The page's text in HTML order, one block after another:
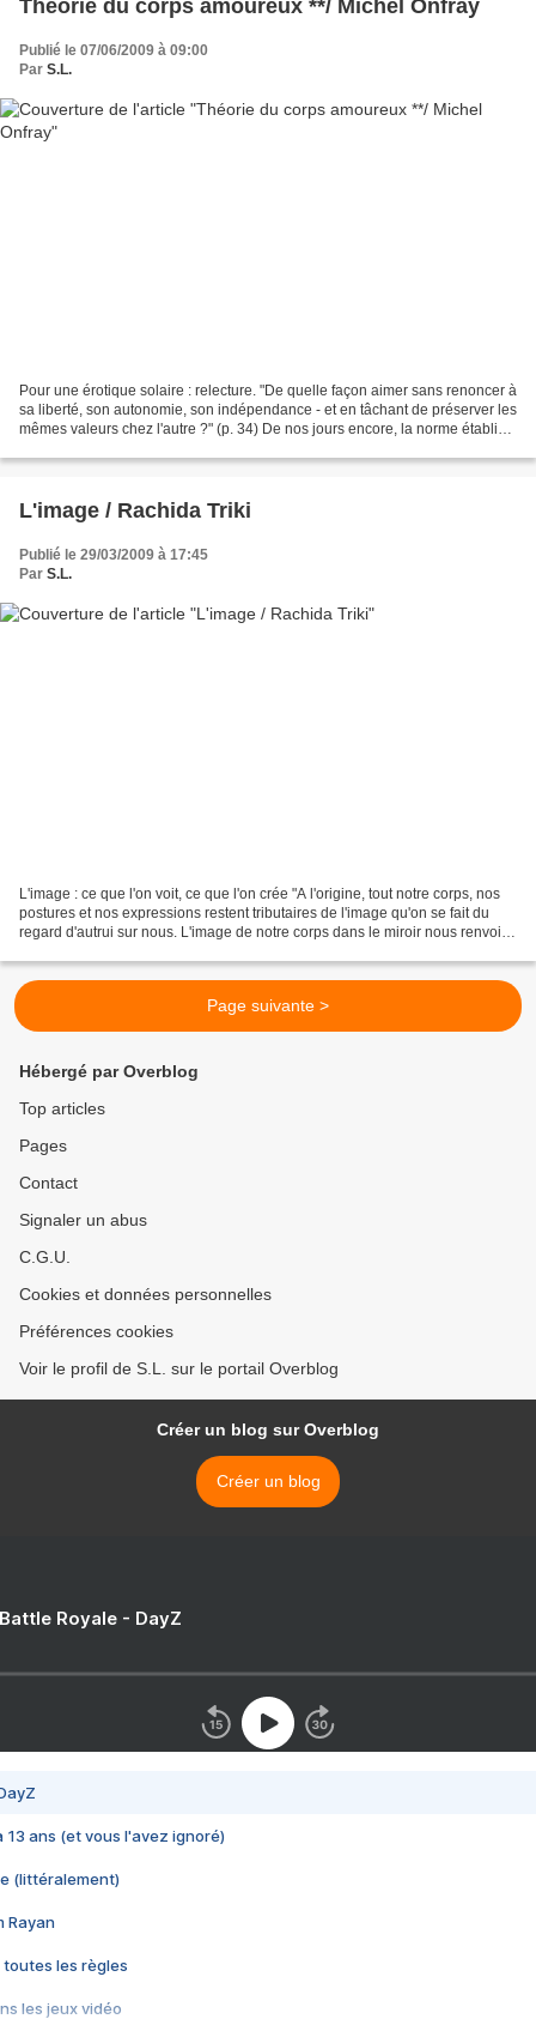
Théorie du corps amoureux **/ Michel Onfray
Publié le 07/06/2009 à 09:00
Par S.L.
Pour une érotique solaire : relecture. "De quelle façon aimer sans renoncer à
sa liberté, son autonomie, son indépendance - et en tâchant de préserver les
mêmes valeurs chez l'autre ?" (p. 34) De nos jours encore, la norme établie
L'image / Rachida Triki
Publié le 29/03/2009 à 17:45
Par S.L.
L'image : ce que l'on voit, ce que l'on crée "A l'origine, tout notre corps, nos
postures et nos expressions restent tributaires de l'image qu'on se fait du
regard d'autrui sur nous. L'image de notre corps dans le miroir nous renvoie
Page suivante >
Hébergé par Overblog
Top articles
Pages
Contact
Signaler un abus
C.G.U.
Cookies et données personnelles
Préférences cookies
Voir le profil de S.L. sur le portail Overblog
Créer un blog sur Overblog
Créer un blog
Royale - DayZ
13 ans (et vous l'avez ignoré)
(littéralement)
Rayan
toutes les règles
les jeux vidéo